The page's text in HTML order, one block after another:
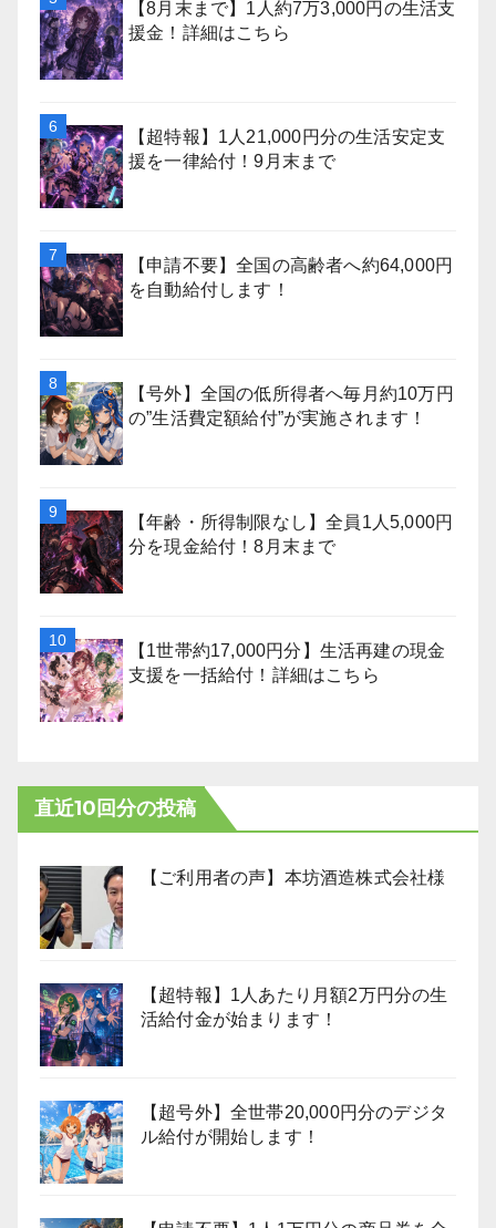
【8月末まで】1人約7万3,000円の生活支
援金！詳細はこちら
【超特報】1人21,000円分の生活安定支
援を一律給付！9月末まで
【申請不要】全国の高齢者へ約64,000円
を自動給付します！
【号外】全国の低所得者へ毎月約10万円
の”生活費定額給付”が実施されます！
【年齢・所得制限なし】全員1人5,000円
分を現金給付！8月末まで
【1世帯約17,000円分】生活再建の現金
支援を一括給付！詳細はこちら
直近10回分の投稿
【ご利用者の声】本坊酒造株式会社様
【超特報】1人あたり月額2万円分の生
活給付金が始まります！
【超号外】全世帯20,000円分のデジタ
ル給付が開始します！